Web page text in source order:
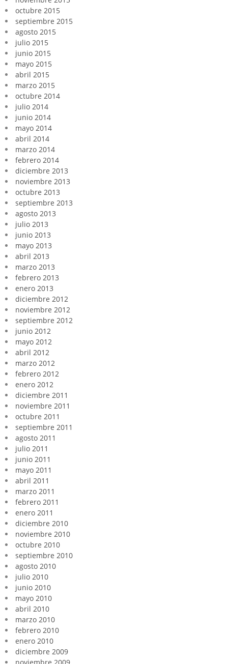
octubre 2015
septiembre 2015
agosto 2015
julio 2015
junio 2015
mayo 2015
abril 2015
marzo 2015
octubre 2014
julio 2014
junio 2014
mayo 2014
abril 2014
marzo 2014
febrero 2014
diciembre 2013
noviembre 2013
octubre 2013
septiembre 2013
agosto 2013
julio 2013
junio 2013
mayo 2013
abril 2013
marzo 2013
febrero 2013
enero 2013
diciembre 2012
noviembre 2012
septiembre 2012
junio 2012
mayo 2012
abril 2012
marzo 2012
febrero 2012
enero 2012
diciembre 2011
noviembre 2011
octubre 2011
septiembre 2011
agosto 2011
julio 2011
junio 2011
mayo 2011
abril 2011
marzo 2011
febrero 2011
enero 2011
diciembre 2010
noviembre 2010
octubre 2010
septiembre 2010
agosto 2010
julio 2010
junio 2010
mayo 2010
abril 2010
marzo 2010
febrero 2010
enero 2010
diciembre 2009